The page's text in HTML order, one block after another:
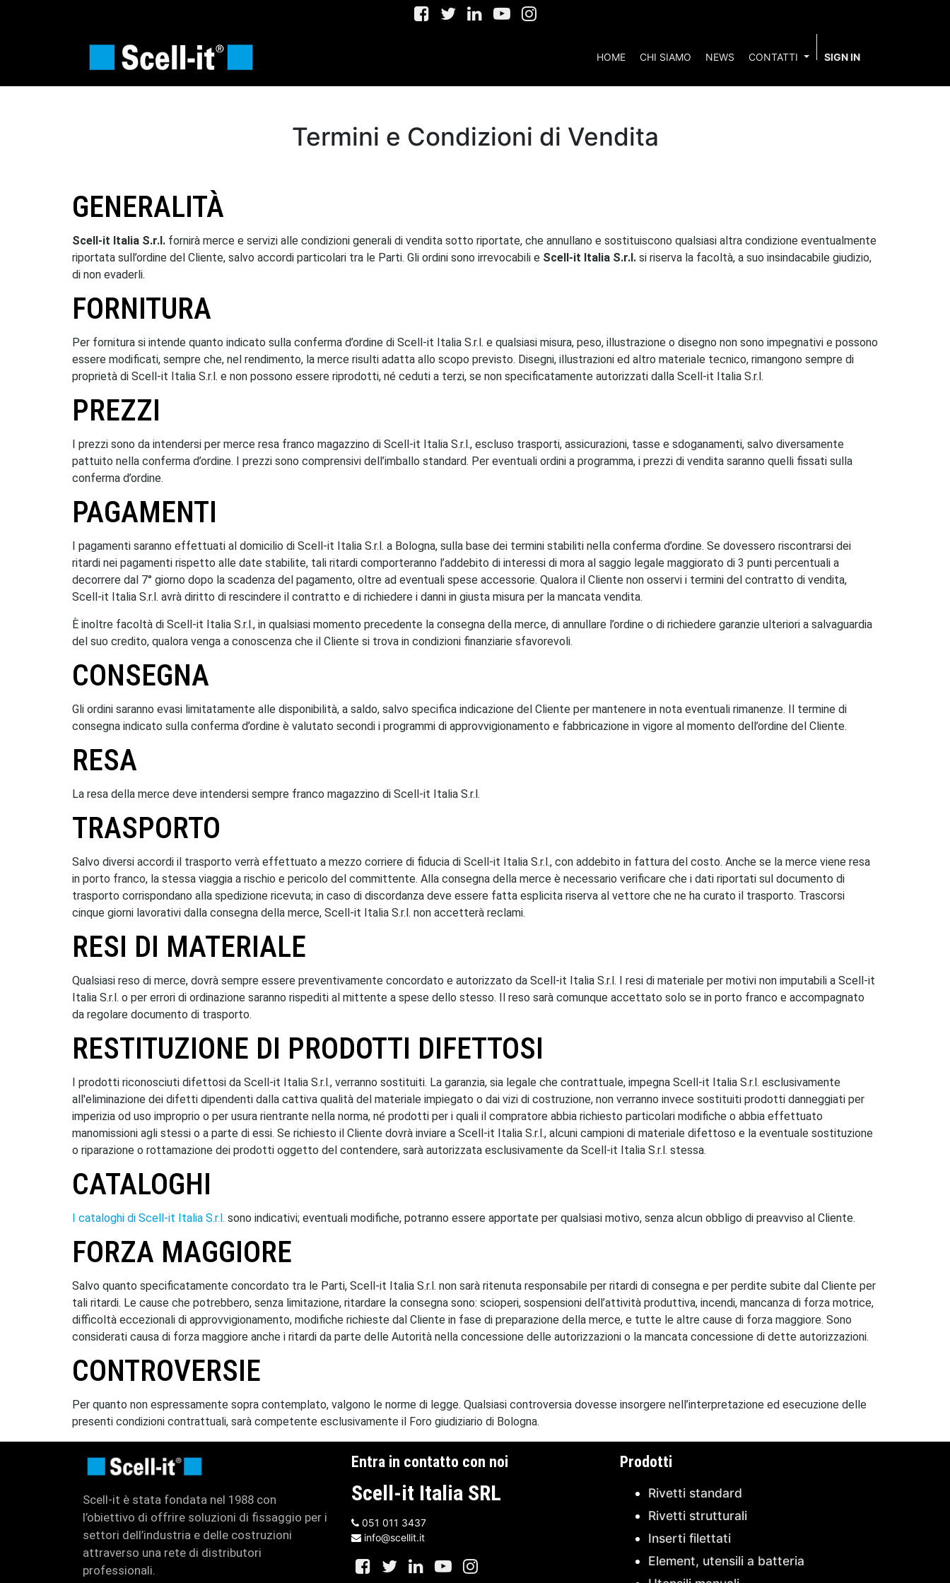
HOME CHI SIAMO NEWS CONTATTI SIGN IN
Termini e Condizioni di Vendita
GENERALITÀ
Scell-it Italia S.r.l. fornirà merce e servizi alle condizioni generali di vendita sotto riportate, che annullano e sostituiscono qualsiasi altra condizione eventualmente
riportata sull’ordine del Cliente, salvo accordi particolari tra le Parti. Gli ordini sono irrevocabili e Scell-it Italia S.r.l. si riserva la facoltà, a suo insindacabile giudizio,
di non evaderli.
FORNITURA
Per fornitura si intende quanto indicato sulla conferma d’ordine di Scell-it Italia S.r.l. e qualsiasi misura, peso, illustrazione o disegno non sono impegnativi e possono
essere modificati, sempre che, nel rendimento, la merce risulti adatta allo scopo previsto. Disegni, illustrazioni ed altro materiale tecnico, rimangono sempre di
proprietà di Scell-it Italia S.r.l. e non possono essere riprodotti, né ceduti a terzi, se non specificatamente autorizzati dalla Scell-it Italia S.r.l.
PREZZI
I prezzi sono da intendersi per merce resa franco magazzino di Scell-it Italia S.r.l., escluso trasporti, assicurazioni, tasse e sdoganamenti, salvo diversamente
pattuito nella conferma d’ordine. I prezzi sono comprensivi dell’imballo standard. Per eventuali ordini a programma, i prezzi di vendita saranno quelli fissati sulla
conferma d’ordine.
PAGAMENTI
I pagamenti saranno effettuati al domicilio di Scell-it Italia S.r.l. a Bologna, sulla base dei termini stabiliti nella conferma d’ordine. Se dovessero riscontrarsi dei
ritardi nei pagamenti rispetto alle date stabilite, tali ritardi comporteranno l’addebito di interessi di mora al saggio legale maggiorato di 3 punti percentuali a
decorrere dal 7° giorno dopo la scadenza del pagamento, oltre ad eventuali spese accessorie. Qualora il Cliente non osservi i termini del contratto di vendita,
Scell-it Italia S.r.l. avrà diritto di rescindere il contratto e di richiedere i danni in giusta misura per la mancata vendita.
È inoltre facoltà di Scell-it Italia S.r.l., in qualsiasi momento precedente la consegna della merce, di annullare l’ordine o di richiedere garanzie ulteriori a salvaguardia
del suo credito, qualora venga a conoscenza che il Cliente si trova in condizioni finanziarie sfavorevoli.
CONSEGNA
Gli ordini saranno evasi limitatamente alle disponibilità, a saldo, salvo specifica indicazione del Cliente per mantenere in nota eventuali rimanenze. Il termine di
consegna indicato sulla conferma d’ordine è valutato secondi i programmi di approvvigionamento e fabbricazione in vigore al momento dell’ordine del Cliente.
RESA
La resa della merce deve intendersi sempre franco magazzino di Scell-it Italia S.r.l.
TRASPORTO
Salvo diversi accordi il trasporto verrà effettuato a mezzo corriere di fiducia di Scell-it Italia S.r.l., con addebito in fattura del costo. Anche se la merce viene resa
in porto franco, la stessa viaggia a rischio e pericolo del committente. Alla consegna della merce è necessario verificare che i dati riportati sul documento di
trasporto corrispondano alla spedizione ricevuta; in caso di discordanza deve essere fatta esplicita riserva al vettore che ne ha curato il trasporto. Trascorsi
cinque giorni lavorativi dalla consegna della merce, Scell-it Italia S.r.l. non accetterà reclami.
RESI DI MATERIALE
Qualsiasi reso di merce, dovrà sempre essere preventivamente concordato e autorizzato da Scell-it Italia S.r.l. I resi di materiale per motivi non imputabili a Scell-it
Italia S.r.l. o per errori di ordinazione saranno rispediti al mittente a spese dello stesso. Il reso sarà comunque accettato solo se in porto franco e accompagnato
da regolare documento di trasporto.
RESTITUZIONE DI PRODOTTI DIFETTOSI
I prodotti riconosciuti difettosi da Scell-it Italia S.r.l., verranno sostituiti. La garanzia, sia legale che contrattuale, impegna Scell-it Italia S.r.l. esclusivamente
all'eliminazione dei difetti dipendenti dalla cattiva qualità del materiale impiegato o dai vizi di costruzione, non verranno invece sostituiti prodotti danneggiati per
imperizia od uso improprio o per usura rientrante nella norma, né prodotti per i quali il compratore abbia richiesto particolari modifiche o abbia effettuato
manomissioni agli stessi o a parte di essi. Se richiesto il Cliente dovrà inviare a Scell-it Italia S.r.l., alcuni campioni di materiale difettoso e la eventuale sostituzione
o riparazione o rottamazione dei prodotti oggetto del contendere, sarà autorizzata esclusivamente da Scell-it Italia S.r.l. stessa.
CATALOGHI
I cataloghi di Scell-it Italia S.r.l. sono indicativi; eventuali modifiche, potranno essere apportate per qualsiasi motivo, senza alcun obbligo di preavviso al Cliente.
FORZA MAGGIORE
Salvo quanto specificatamente concordato tra le Parti, Scell-it Italia S.r.l. non sarà ritenuta responsabile per ritardi di consegna e per perdite subite dal Cliente per
tali ritardi. Le cause che potrebbero, senza limitazione, ritardare la consegna sono: scioperi, sospensioni dell’attività produttiva, incendi, mancanza di forza motrice,
difficoltà eccezionali di approvvigionamento, modifiche richieste dal Cliente in fase di preparazione della merce, e tutte le altre cause di forza maggiore. Sono
considerati causa di forza maggiore anche i ritardi da parte delle Autorità nella concessione delle autorizzazioni o la mancata concessione di dette autorizzazioni.
CONTROVERSIE
Per quanto non espressamente sopra contemplato, valgono le norme di legge. Qualsiasi controversia dovesse insorgere nell’interpretazione ed esecuzione delle
presenti condizioni contrattuali, sarà competente esclusivamente il Foro giudiziario di Bologna.
Scell-it è stata fondata nel 1988 con
l’obiettivo di offrire soluzioni di fissaggio per i
settori dell’industria e delle costruzioni
attraverso una rete di distributori
professionali.
Entra in contatto con noi
Scell-it Italia SRL
051 011 3437
info@scellit.it
Prodotti
Rivetti standard
Rivetti strutturali
Inserti filettati
Element, utensili a batteria